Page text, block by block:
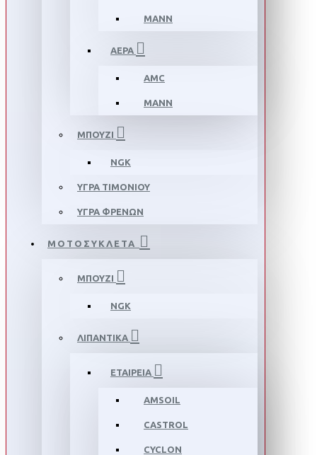
MANN
ΑΕΡΑ
AMC
MANN
ΜΠΟΥΖΙ
NGK
ΥΓΡΑ ΤΙΜΟΝΙΟΥ
ΥΓΡΑ ΦΡΕΝΩΝ
ΜΟΤΟΣΥΚΛΕΤΑ
ΜΠΟΥΖΙ
NGK
ΛΙΠΑΝΤΙΚΑ
ΕΤΑΙΡΕΙΑ
AMSOIL
CASTROL
CYCLON